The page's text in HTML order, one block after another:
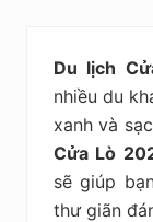
nghiệm,
kiệm
Du lịch
nhiều du
xanh và
Cửa Lò
sẽ giúp
thư giãn